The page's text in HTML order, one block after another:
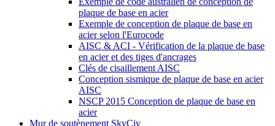
plaque de base en acier
Exemple de conception de plaque de base en
acier selon l'Eurocode
AISC & ACI - Vérification de la plaque de base
en acier et des tiges d'ancrages
Clés de cisaillement AISC
Conception sismique de plaque de base en acier
AISC
NSCP 2015 Conception de plaque de base en
acier
Mur de soutènement SkyCiv